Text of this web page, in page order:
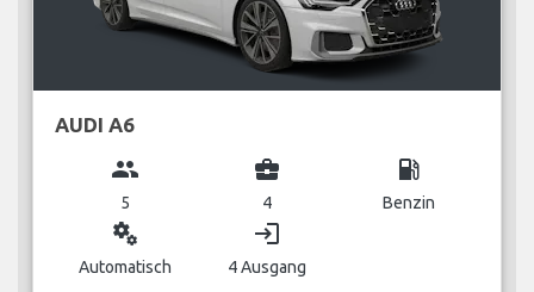
AUDI A6
group
5
business_center
4
local_gas_station
Benzin
miscellaneous_services
Automatisch
login
4 Ausgang